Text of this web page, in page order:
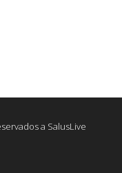
a SalusLive